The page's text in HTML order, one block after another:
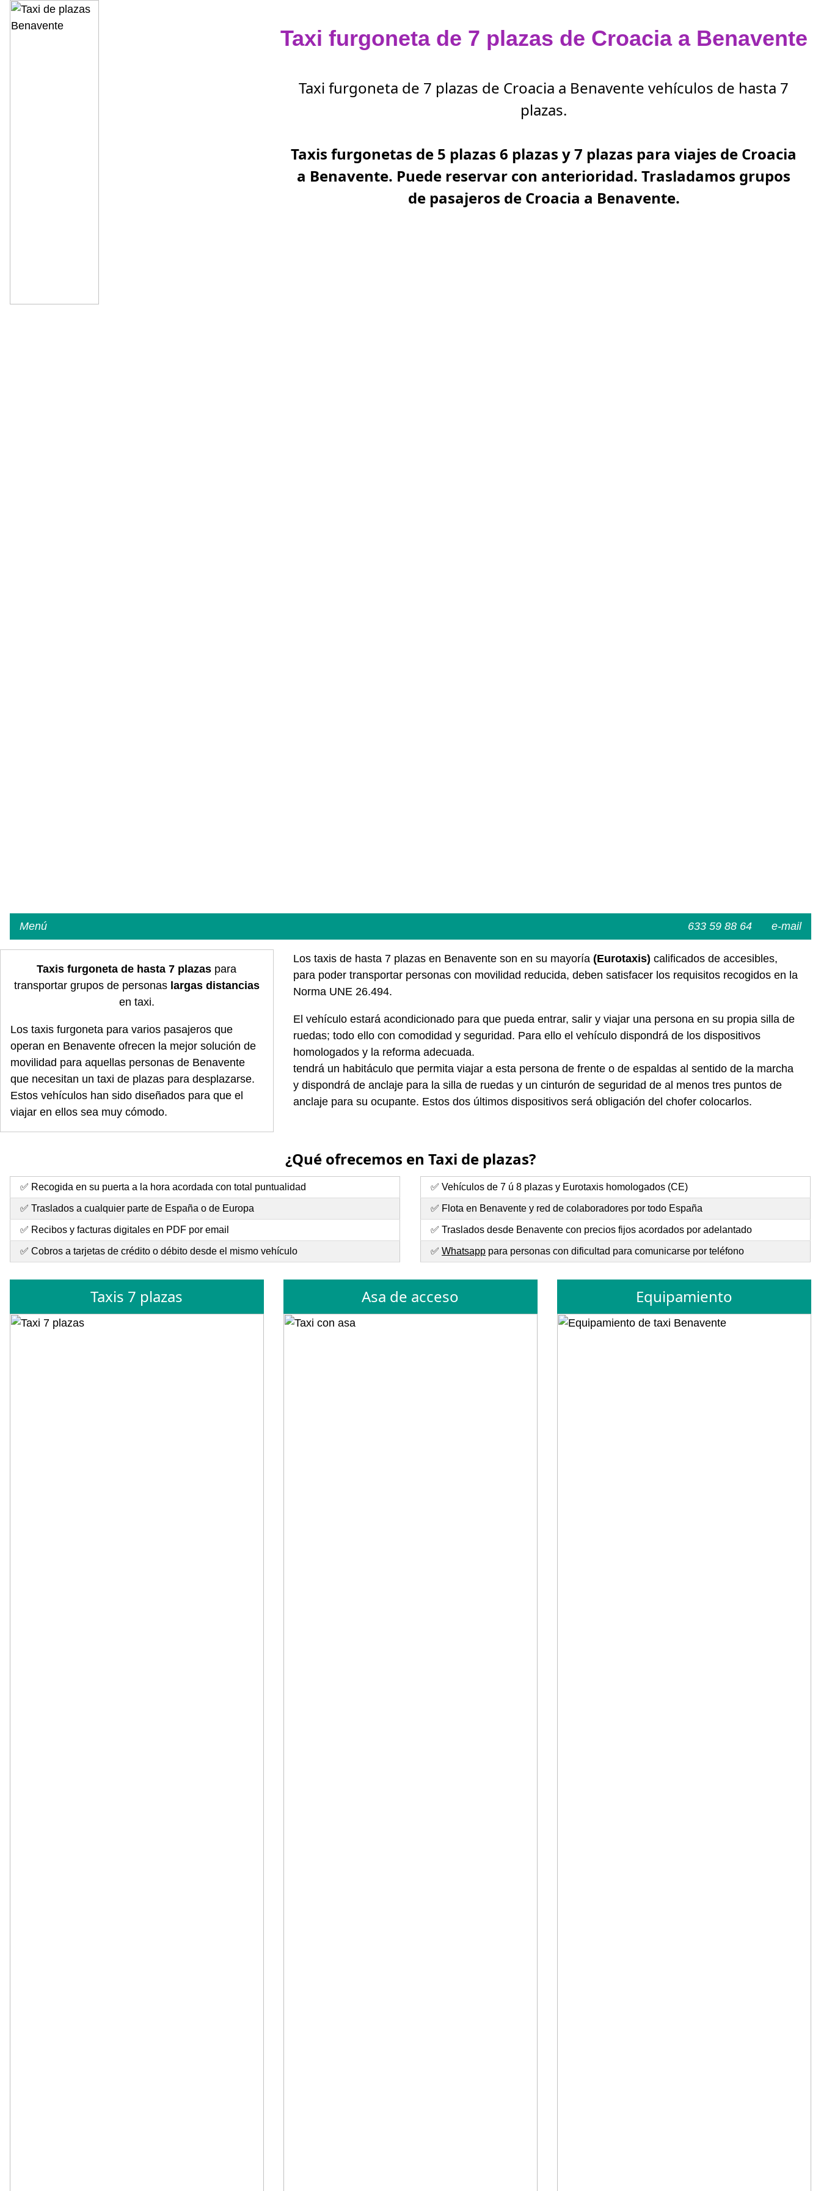
Taxi furgoneta de 7 plazas de Croacia a Benavente
Taxi furgoneta de 7 plazas de Croacia a Benavente vehículos de hasta 7
plazas.
Taxis furgonetas de 5 plazas 6 plazas y 7 plazas para viajes de Croacia
a Benavente. Puede reservar con anterioridad. Trasladamos grupos
de pasajeros de Croacia a Benavente.
e-mail
633 59 88 64
Menú
Taxis furgoneta de hasta 7 plazas para
transportar grupos de personas largas distancias
en taxi.
Los taxis furgoneta para varios pasajeros que
operan en Benavente ofrecen la mejor solución de
movilidad para aquellas personas de Benavente
que necesitan un taxi de plazas para desplazarse.
Estos vehículos han sido diseñados para que el
viajar en ellos sea muy cómodo.
Los taxis de hasta 7 plazas en Benavente son en su mayoría (Eurotaxis) calificados de accesibles,
para poder transportar personas con movilidad reducida, deben satisfacer los requisitos recogidos en la
Norma UNE 26.494.
El vehículo estará acondicionado para que pueda entrar, salir y viajar una persona en su propia silla de
ruedas; todo ello con comodidad y seguridad. Para ello el vehículo dispondrá de los dispositivos
homologados y la reforma adecuada.
tendrá un habitáculo que permita viajar a esta persona de frente o de espaldas al sentido de la marcha
y dispondrá de anclaje para la silla de ruedas y un cinturón de seguridad de al menos tres puntos de
anclaje para su ocupante. Estos dos últimos dispositivos será obligación del chofer colocarlos.
¿Qué ofrecemos en Taxi de plazas?
✅ Recogida en su puerta a la hora acordada con total puntualidad
✅ Traslados a cualquier parte de España o de Europa
✅ Recibos y facturas digitales en PDF por email
✅ Cobros a tarjetas de crédito o débito desde el mismo vehículo
✅ Vehículos de 7 ú 8 plazas y Eurotaxis homologados (CE)
✅ Flota en Benavente y red de colaboradores por todo España
✅ Traslados desde Benavente con precios fijos acordados por adelantado
✅ Whatsapppara personas con dificultad para comunicarse por teléfono
Taxis 7 plazas Asa de acceso Equipamiento